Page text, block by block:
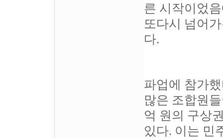
른 시작이었
또다시 넘어
다.
파업에 참가
많은 조합원
억 원의 구상
있다. 이는 민